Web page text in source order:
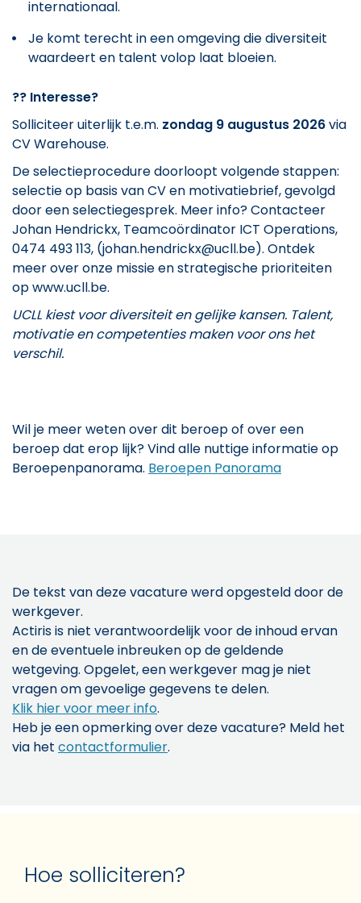
internationaal.
Je komt terecht in een omgeving die diversiteit
waardeert en talent volop laat bloeien.
?? Interesse?
Solliciteer uiterlijk t.e.m. zondag 9 augustus 2026via
CV Warehouse.
De selectieprocedure doorloopt volgende stappen:
selectie op basis van CV en motivatiebrief, gevolgd
door een selectiegesprek. Meer info? Contacteer
Johan Hendrickx, Teamcoördinator ICT Operations,
0474 493 113, (johan.hendrickx@ucll.be). Ontdek
meer over onze missie en strategische prioriteiten
op www.ucll.be.
UCLL kiest voor diversiteit en gelijke kansen. Talent,
motivatie en competenties maken voor ons het
verschil.
Wil je meer weten over dit beroep of over een
beroep dat erop lijk? Vind alle nuttige informatie op
Beroepenpanorama. Beroepen Panorama
De tekst van deze vacature werd opgesteld door de
werkgever.
Actiris is niet verantwoordelijk voor de inhoud ervan
en de eventuele inbreuken op de geldende
wetgeving. Opgelet, een werkgever mag je niet
vragen om gevoelige gegevens te delen.
Klik hier voor meer info.
Heb je een opmerking over deze vacature? Meld het
via het contactformulier.
Hoe solliciteren?